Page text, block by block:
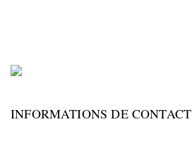
INFORMATIONS DE CONTACT